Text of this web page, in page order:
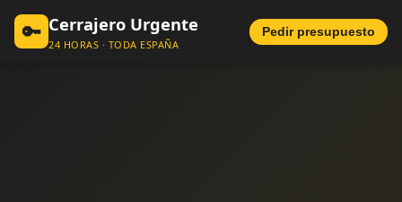
🔑 Cerrajero Urgente
24 HORAS · TODA ESPAÑA
Pedir presupuesto